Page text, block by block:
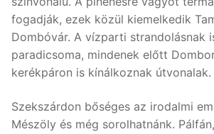
fogadják, ezek közül kiemelkedik
Dombóvár. A vízparti strandolásnak
paradicsoma, mindenek előtt
kerékpáron is kínálkoznak útvonalak.
Szekszárdon bőséges az irodalmi
Mészöly és még sorolhatnánk. Pálfán,